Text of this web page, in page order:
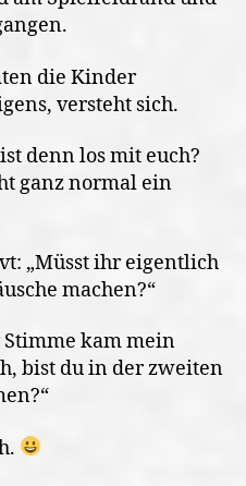
die Kinder
versteht sich.
denn los mit euch?
ganz normal ein
„Müsst ihr eigentlich
machen?“
kam mein
bist du in der zweiten